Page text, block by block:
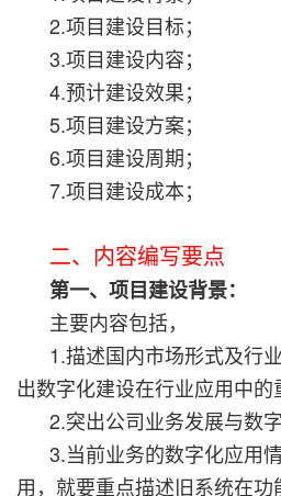
2.项目建设目标；
3.项目建设内容；
4.预计建设效果；
5.项目建设方案；
6.项目建设周期；
7.项目建设成本；
二、内容编写要点
第一、项目建设背景：
主要内容包括，
1.描述国内市场形式及行
出数字化建设在行业应用中的
2.突出公司业务发展与数字
3.当前业务的数字化应用
用，就要重点描述旧系统在